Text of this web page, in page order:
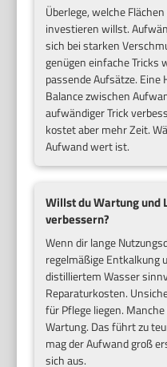
Überlege, welche
investieren willst.
sich bei starken
genügen einfache Tricks
passende Aufsätze.
Balance zwischen
aufwändiger Trick
kostet aber mehr Zeit.
Aufwand wert ist.
Willst du Wartung und
verbessern?
Wenn dir lange
regelmäßige Entkalkung
distilliertem Wasser
Reparaturkosten.
für Pflege liegen.
Wartung. Das führt zu
mag der Aufwand groß
sich aus.